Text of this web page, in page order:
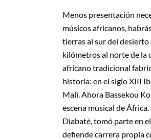
Menos presentación
músicos africanos,
tierras al sur del desierto
kilómetros al norte de la
africano tradicional
historia: en el siglo XIII
Malí. Ahora Bassekou
escena musical de
Diabaté, tomó parte en
defiende carrera propia